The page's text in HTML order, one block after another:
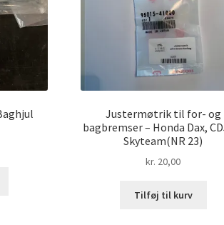
Justermøtrik til for- og
bagbremser – Honda Dax,
Skyteam(NR 23)
kr. 20,00
Tilføj til kurv